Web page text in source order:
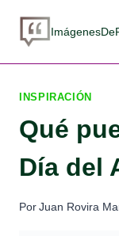
INSPIRACIÓN
Qué
Día del
PorJuan Rovira